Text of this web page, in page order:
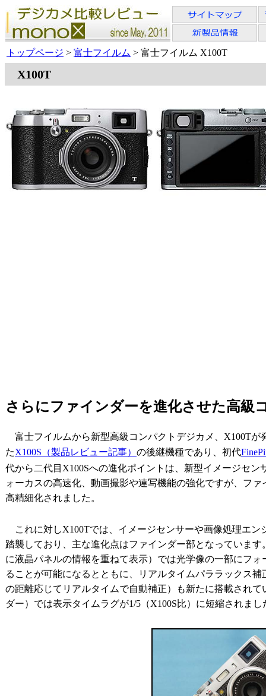
トップページ > 富士フイルム > 富士フイルム X100T
X100T
さらにファインダーを進化させた高
富士フイルムから新型高級コンパクトデジカメ、X100Tが
たX100S（製品レビュー記事） の後継機種であり、初代
代から二代目X100Sへの進化ポイントは、新型イメージセ
ォーカスの高速化、動画撮影や連写機能の強化ですが、フ
高精細化されました。
これに対しX100Tでは、イメージセンサーや画像処理エン
踏襲しており、主な進化点はファインダー部となっていま
に液晶パネルの情報を重ねて表示）では光学像の一部にフ
ることが可能になるとともに、リアルタイムパララックス
の距離応じてリアルタイムで自動補正）も新たに搭載され
ダー）では表示タイムラグが1/5（X100S比）に短縮されまし